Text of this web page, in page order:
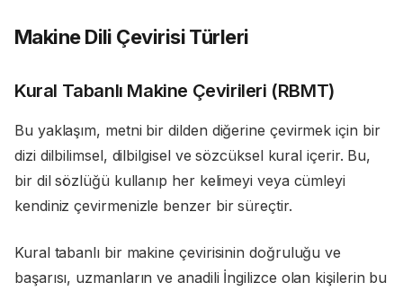
Makine Dili Çevirisi Türleri
Kural Tabanlı Makine Çevirileri (RBMT)
Bu yaklaşım, metni bir dilden diğerine çevirmek için bir
dizi dilbilimsel, dilbilgisel ve sözcüksel kural içerir. Bu,
bir dil sözlüğü kullanıp her kelimeyi veya cümleyi
kendiniz çevirmenizle benzer bir süreçtir.
Kural tabanlı bir makine çevirisinin doğruluğu ve
başarısı, uzmanların ve anadili İngilizce olan kişilerin bu